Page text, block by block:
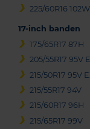
225/60R16
17-inch banden
175/65R17 87H
205/55R17 95V
215/50R17 95V
215/55R17 94V
215/60R17 96H
215/65R17 99V